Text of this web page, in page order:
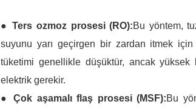
● Ters ozmoz prosesi (RO):Bu yöntem,
suyunu yarı geçirgen bir zardan itmek
tüketimi genellikle düşüktür, ancak yüksek
elektrik gerekir.
● Çok aşamalı flaş prosesi (MSF):Bu